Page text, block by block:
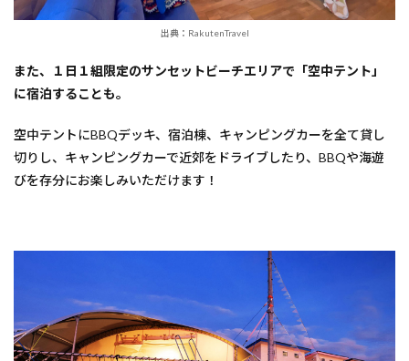
出典：RakutenTravel
また、１日１組限定のサンセットビーチエリアで「空中テント」
に宿泊することも。
空中テントにBBQデッキ、宿泊棟、キャンピングカーを全て貸し
切りし、キャンピングカーで近郊をドライブしたり、BBQや海遊
びを存分にお楽しみいただけます！